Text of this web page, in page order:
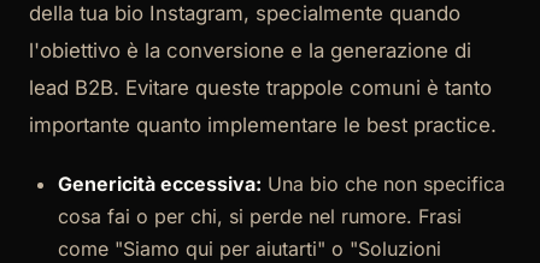
della tua bio Instagram, specialmente quando
l'obiettivo è la conversione e la generazione di
lead B2B. Evitare queste trappole comuni è tanto
importante quanto implementare le best practice.
Genericità eccessiva: Una bio che non specifica
cosa fai o per chi, si perde nel rumore. Frasi
come "Siamo qui per aiutarti" o "Soluzioni